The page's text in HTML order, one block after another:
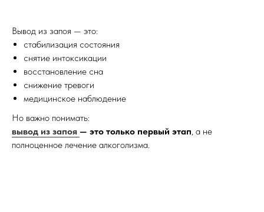
Вывод из запоя — это:
стабилизация состояния
снятие интоксикации
восстановление сна
снижение тревоги
медицинское наблюдение
Но важно понимать:
вывод из запоя — это только первый этап, а не
полноценное лечение алкоголизма.